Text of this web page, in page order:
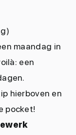
maandag in
een
hierboven en
pocket!